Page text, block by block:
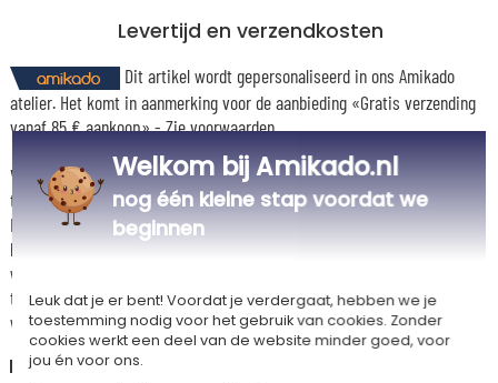
Levertijd en verzendkosten
Dit artikel wordt gepersonaliseerd in ons Amikado
atelier. Het komt in aanmerking voor de aanbieding «Gratis verzending
vanaf 85 € aankoop» -Zie voorwaarden
Voor elke bestelling onder 85 €, zijn de onderstaande verzendkosten van
toepassing.
De geschatte levertijden kunt je hieronder vinden. Je kunt de
bezorgopties bepalen: normale levering of express levering. Per cadeau
worden de mogelijke leveropties weergegeven op de artikelpagina en
tijdens de stappen van je winkelwagen. (Als je het geld overmaakt, houd
wel rekening met 3-4 dagen extra levertijd van je cadeau.)
Nederland
Welkom bij Amikado.nl
nog één kleine stap voordat we
beginnen
Leuk dat je er bent! Voordat je verdergaat, hebben we je
toestemming nodig voor het gebruik van cookies. Zonder
cookies werkt een deel van de website minder goed, voor
jou én voor ons.